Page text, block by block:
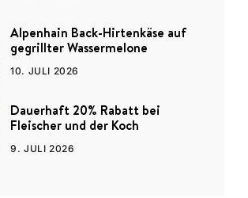
Alpenhain Back-Hirtenkäse auf
gegrillter Wassermelone
10. JULI 2026
Dauerhaft 20% Rabatt bei
Fleischer und der Koch
9. JULI 2026